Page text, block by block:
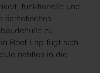
funktionelle und
ästhetisches
zu
Roof Lap fügt sich
nahtlos in die